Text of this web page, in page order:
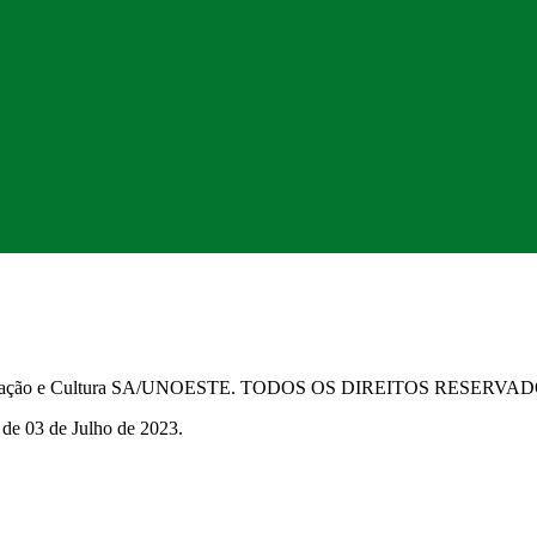
e Cultura SA/UNOESTE. TODOS OS DIREITOS
03 de Julho de 2023.